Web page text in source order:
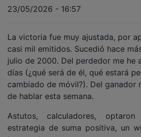
julio de 2000. Del perdedor me he
días (¿qué será de él, qué estará
cambiado de móvil?). Del ganador
de hablar esta semana.
Astutos, calculadores,
los modernos, un ganar y
Aragonés. La mejor forma de